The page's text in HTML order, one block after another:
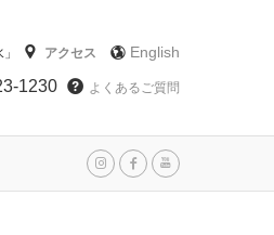
アクセス English
1230 よくあるご質問